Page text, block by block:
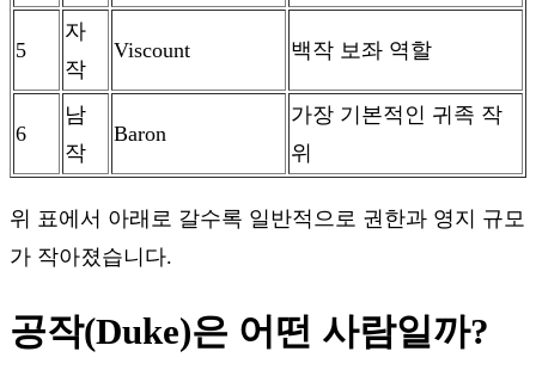
5
자
작
Viscount 백작 보좌 역할
6
남
작
Baron
가장 기본적인 귀족 작
위
위 표에서 아래로 갈수록 일반적으로 권한과 영지 규모
가 작아졌습니다.
공작(Duke)은 어떤 사람일까?